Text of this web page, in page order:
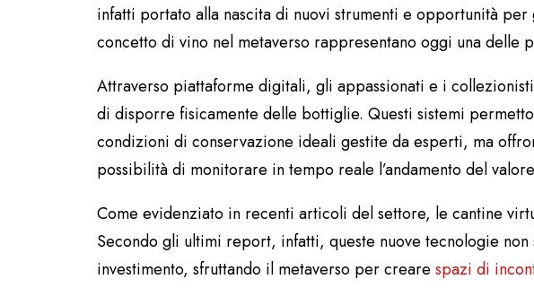
infatti portato alla nascita di nuovi strumenti e opportunità
concetto di vino nel metaverso rappresentano oggi una delle
Attraverso piattaforme digitali, gli appassionati e i
di disporre fisicamente delle bottiglie. Questi sistemi
condizioni di conservazione ideali gestite da esperti, ma
possibilità di monitorare in tempo reale l’andamento del
Come evidenziato in recenti articoli del settore, le cantine
Secondo gli ultimi report, infatti, queste nuove tecnologie
investimento, sfruttando il metaverso per creare spazi di